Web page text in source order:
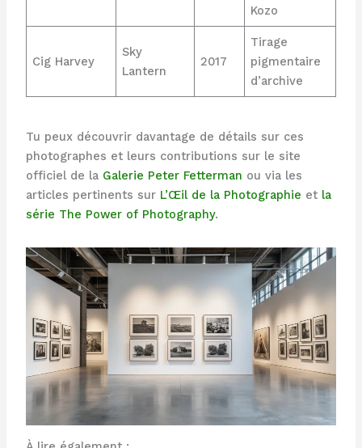
Kozo
Cig Harvey
Sky
Lantern
2017
Tirage
pigmentaire
d’archive
Tu peux découvrir davantage de détails sur ces
photographes et leurs contributions sur le site
officiel de la Galerie Peter Fetterman ou via les
articles pertinents sur L’Œil de la Photographie et la
série The Power of Photography.